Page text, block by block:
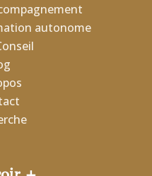
autonome